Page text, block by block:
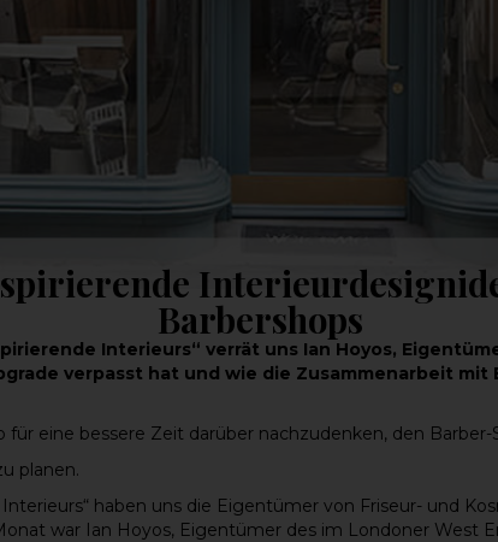
Barbershops
Interieurs“ verrät uns Ian Hoyos,
verpasst hat und wie die Zusammenarbeit
für eine bessere Zeit darüber nachzudenken, den
planen.
haben uns die Eigentümer von Friseur- und
war Ian Hoyos, Eigentümer des im Londoner West